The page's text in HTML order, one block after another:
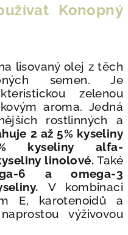
Konopný
lisovaný olej z těch
semen. Je
zelenou
aroma. Jedná
rostlinných a
2 až 5% kyseliny
kyseliny alfa-
linolové.Také
6 a omega-3
V kombinaci
E, karotenoidů a
výživovou